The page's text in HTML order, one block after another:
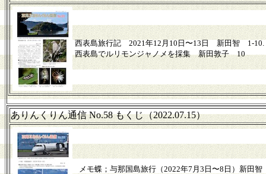
西表島旅行記 2021年12月10日〜13日 新田智 1-10.
西表島でルリモンジャノメを採集 新田敦子 10
ありんくりん通信 No.58 もくじ（2022.07.15）
メモ蝶；与那国島旅行（2022年7月3日〜8日）新田